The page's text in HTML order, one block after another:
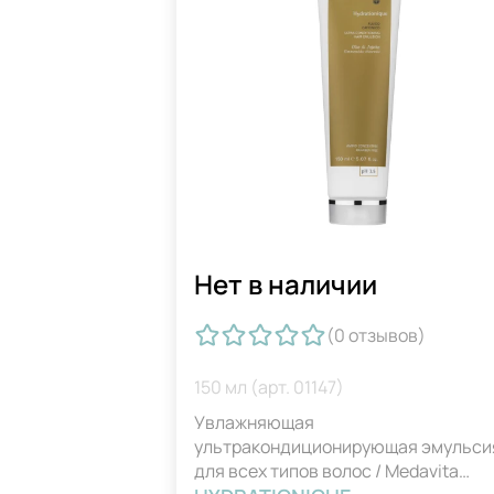
Нет в наличии
(0отзывов)
150 мл (арт. 01147)
Увлажняющая
ультракондиционирующая
для всех типов волос / Medavita